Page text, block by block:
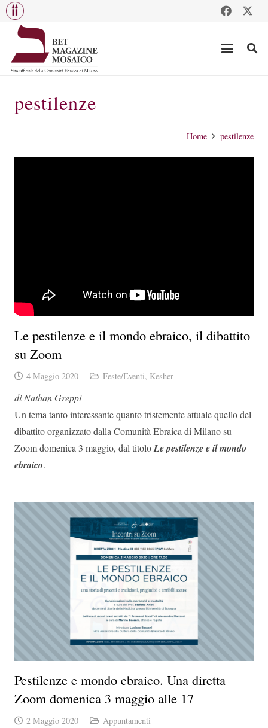
pestilenze
Home pestilenze
Le pestilenze e il mondo ebraico, il dibattito
su Zoom
4 Maggio 2020 Feste/Eventi, Kesher
di Nathan Greppi
Un tema tanto interessante quanto tristemente attuale quello del
dibattito organizzato dalla Comunità Ebraica di Milano su
Zoom domenica 3 maggio, dal titoloLe pestilenze e il mondo
ebraico.
Pestilenze e mondo ebraico. Una diretta
Zoom domenica 3 maggio alle 17
2 Maggio 2020 Appuntamenti